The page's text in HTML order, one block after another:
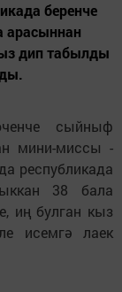
беренче
арасыннан
дип табылды
сыйныф
мини-миссы -
республикада
38 бала
иң булган кыз
исемгә лаек